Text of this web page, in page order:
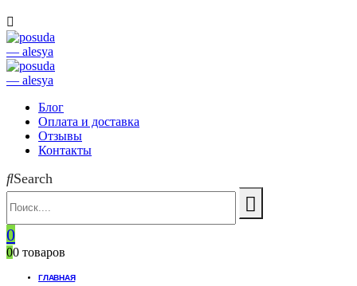
Блог
Оплата и доставка
Отзывы
Контакты
Search
0
00 товаров
ГЛАВНАЯ